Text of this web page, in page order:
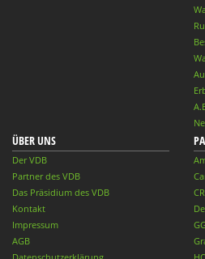
ÜBER UNS
Der VDB
Partner des VDB
Das Präsidium des VDB
Kontakt
Impressum
AGB